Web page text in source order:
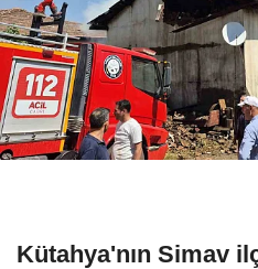
Kütahya'nın Simav